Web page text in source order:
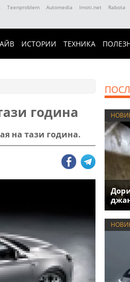
Teenproblem Automedia Imoti.net Rabota
ИСТОРИИ ТЕХНИКА
година
на тази година.